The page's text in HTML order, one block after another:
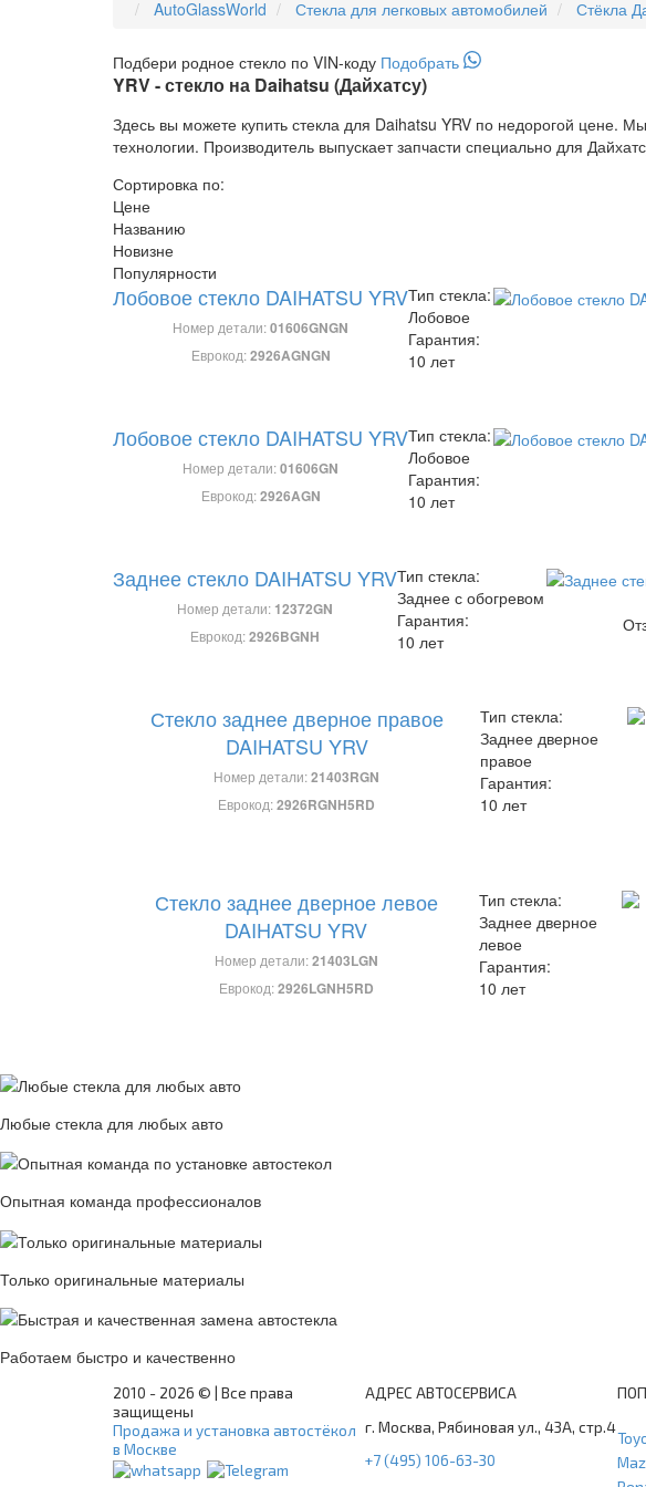
AutoGlassWorld Стекла для легковых автомобилей Стёкла
Подбери родное стекло по VIN-коду Подобрать
YRV - стекло на Daihatsu (Дайхатсу)
Здесь вы можете купить стекла для Daihatsu YRV по недорогой цене.
технологии. Производитель выпускает запчасти специально для
Сортировка по:
Цене
Названию
Новизне
Популярности
Лобовое стекло DAIHATSU YRV
Номер детали:01606GNGN
Еврокод:2926AGNGN
Тип стекла:
Лобовое
Гарантия:
10 лет
Лобовое стекло DAIHATSU YRV
Номер детали:01606GN
Еврокод:2926AGN
Тип стекла:
Лобовое
Гарантия:
10 лет
Заднее стекло DAIHATSU YRV
Номер детали: 12372GN
Еврокод:2926BGNH
Тип стекла:
Заднее с обогревом
Гарантия:
10 лет
Стекло заднее дверное правое
DAIHATSU YRV
Номер детали:21403RGN
Еврокод:2926RGNH5RD
Тип стекла:
Заднее дверное
правое
Гарантия:
10 лет
Стекло заднее дверное левое
DAIHATSU YRV
Номер детали:21403LGN
Еврокод:2926LGNH5RD
Тип стекла:
Заднее дверное
левое
Гарантия:
10 лет
Любые стекла для любых авто
Опытная команда профессионалов
Только оригинальные материалы
Работаем быстро и качественно
2010 - 2026 © | Все права
защищены
Продажа и установка автостёкол
в Москве
АДРЕС АВТОСЕРВИСА
г. Москва, Рябиновая ул., 43А, стр.4
+7 (495) 106-63-30